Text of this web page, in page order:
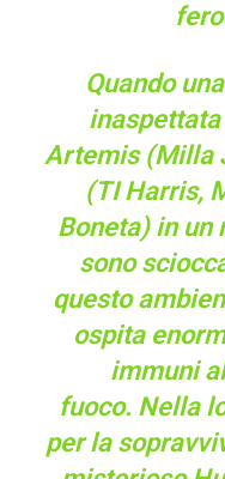
Quando
Artemis (Milla
(TI Harris,
Boneta) in un
sono
questo
ospita
immuni
fuoco. Nella
per la